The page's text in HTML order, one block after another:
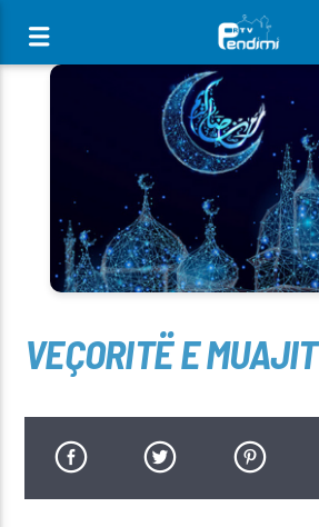
[There are no radio stations in the
VEÇORITË E